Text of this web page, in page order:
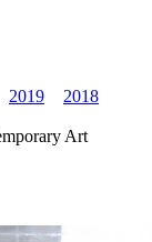
2019
2018
Art